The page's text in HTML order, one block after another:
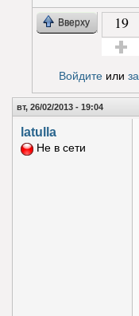
Вверху 19
Войдитеили
вт, 26/02/2013 - 19:04
latulla
Не в сети